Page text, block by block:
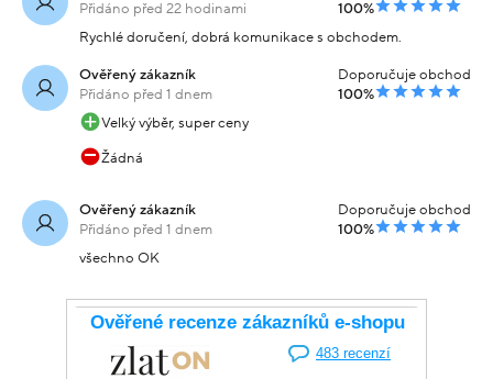
Přidáno před 22 hodinami
100%
Rychlé doručení, dobrá komunikace s obchodem.
Ověřený zákazník
Přidáno před 1 dnem
Doporučuje obchod
100%
Velký výběr, super ceny
Žádná
Ověřený zákazník
Přidáno před 1 dnem
Doporučuje obchod
100%
všechno OK